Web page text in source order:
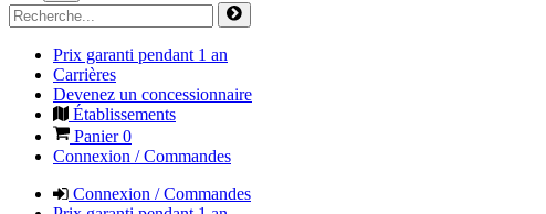
Prix garanti pendant 1 an
Carrières
Devenez un concessionnaire
Établissements
Panier0
Connexion / Commandes
Connexion / Commandes